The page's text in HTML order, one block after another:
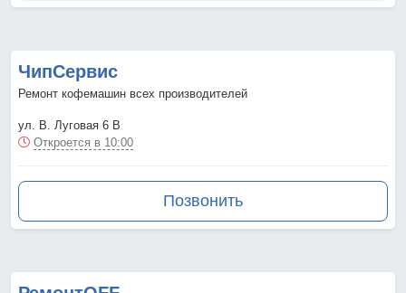
ЧипСервис
Ремонт кофемашин всех производителей
ул. В. Луговая 6 В
Откроется в 10:00
Позвонить